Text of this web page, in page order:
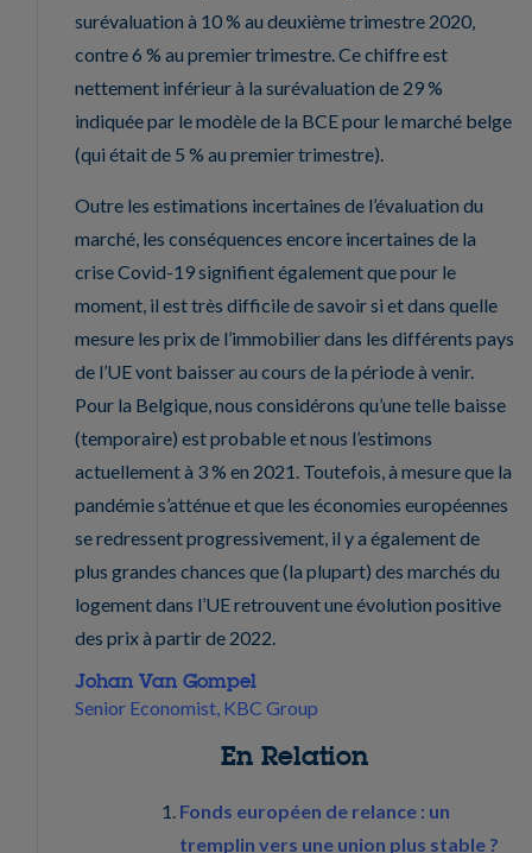
surévaluation à 10 % au deuxième trimestre 2020,
contre 6 % au premier trimestre. Ce chiffre est
nettement inférieur à la surévaluation de 29 %
indiquée par le modèle de la BCE pour le marché belge
(qui était de 5 % au premier trimestre).
Outre les estimations incertaines de l’évaluation du
marché, les conséquences encore incertaines de la
crise Covid-19 signifient également que pour le
moment, il est très difficile de savoir si et dans quelle
mesure les prix de l’immobilier dans les différents pays
de l’UE vont baisser au cours de la période à venir.
Pour la Belgique, nous considérons qu’une telle baisse
(temporaire) est probable et nous l’estimons
actuellement à 3 % en 2021. Toutefois, à mesure que la
pandémie s’atténue et que les économies européennes
se redressent progressivement, il y a également de
plus grandes chances que (la plupart) des marchés du
logement dans l’UE retrouvent une évolution positive
des prix à partir de 2022.
Johan Van Gompel
Senior Economist, KBC Group
En Relation
Fonds européen de relance : un
tremplin vers une union plus stable ?